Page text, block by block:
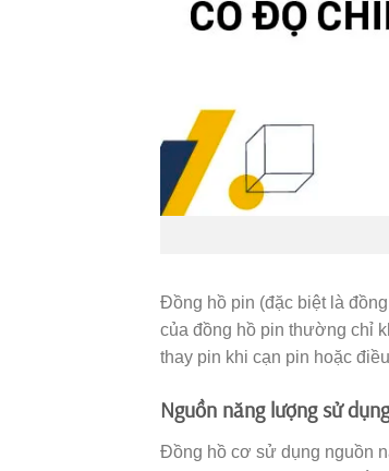
Đồng hồ pin (đặc biệt là
của đồng hồ pin thường chỉ
thay pin khi cạn pin hoặc
Nguồn năng lượng sử dụng
Đồng hồ cơ sử dụng nguồn